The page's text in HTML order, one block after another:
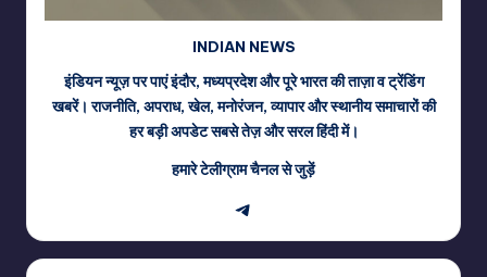
INDIAN NEWS
इंडियन न्यूज़ पर पाएं इंदौर, मध्यप्रदेश और पूरे भारत की ताज़ा व ट्रेंडिंग
खबरें। राजनीति, अपराध, खेल, मनोरंजन, व्यापार और स्थानीय समाचारों की
हर बड़ी अपडेट सबसे तेज़ और सरल हिंदी में।
हमारे टेलीग्राम चैनल से जुड़ें
Telegram